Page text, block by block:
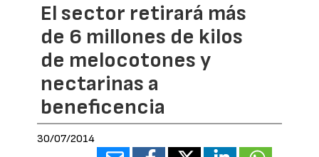
El sector retirará más
de 6 millones de kilos
de melocotones y
nectarinas a
beneficencia
30/07/2014